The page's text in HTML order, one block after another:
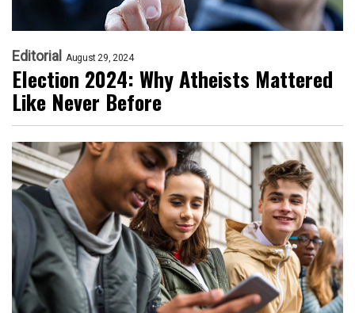
Editorial August 29, 2024
Election 2024: Why Atheists Mattered
Like Never Before